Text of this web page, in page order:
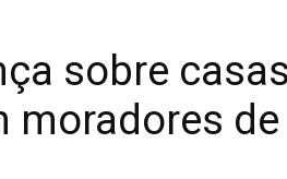
sobre
moradores de